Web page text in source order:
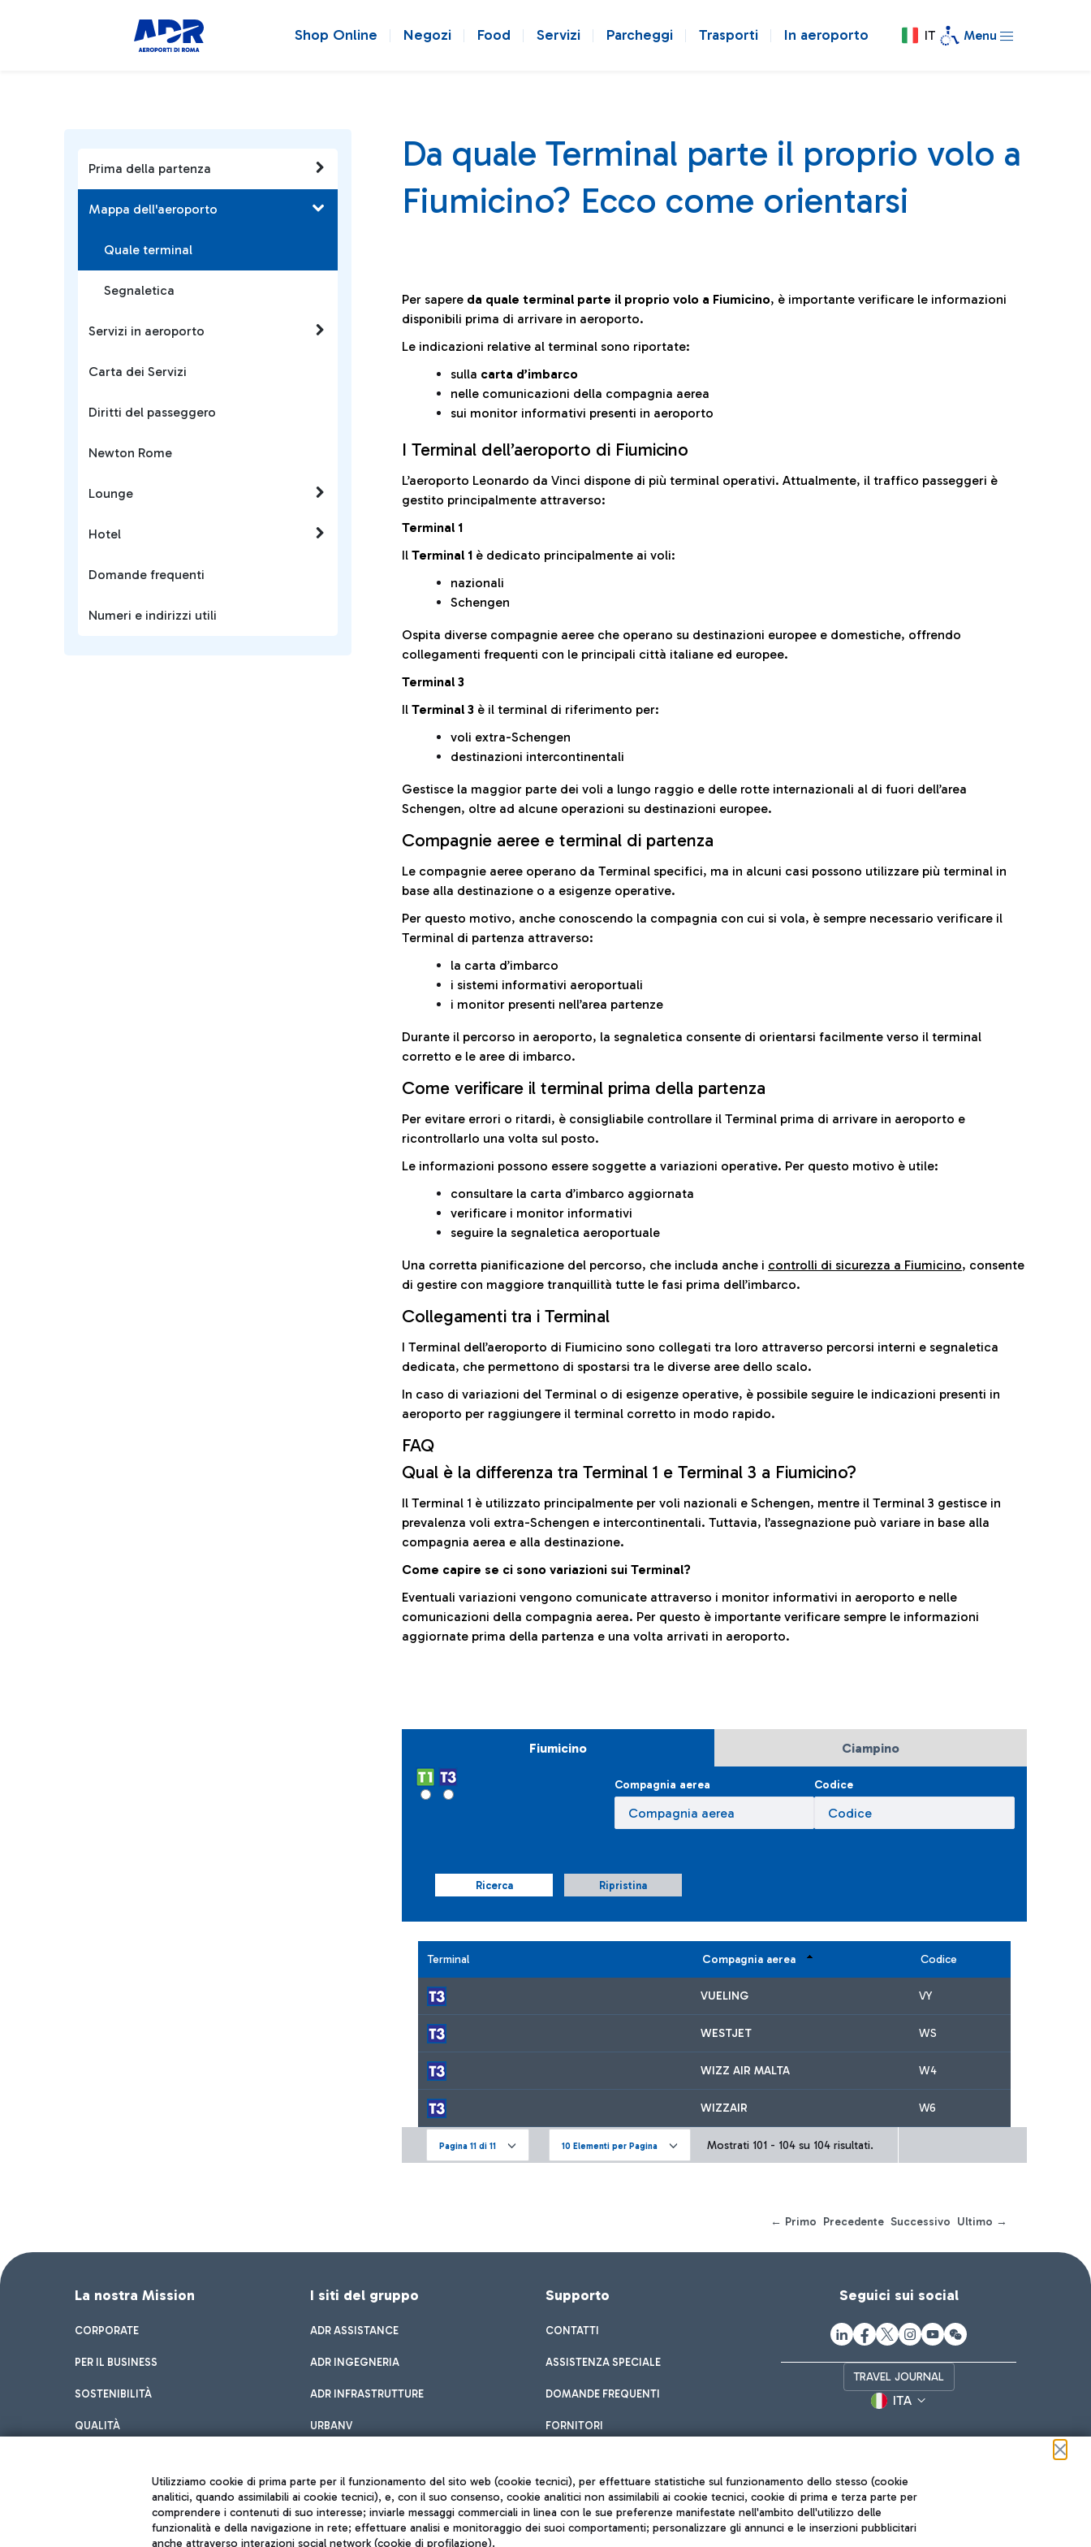
Shop Online Negozi Food Servizi Parcheggi Trasporti In aeroporto IT Menu
Prima della partenza
Mappa dell'aeroporto
Quale terminal
Segnaletica
Servizi in aeroporto
Carta dei Servizi
Diritti del passeggero
Newton Rome
Lounge
Hotel
Domande frequenti
Numeri e indirizzi utili
Da quale Terminal parte il proprio volo a
Fiumicino? Ecco come orientarsi
Per sapere da quale terminal parte il proprio volo a Fiumicino, è importante verificare le informazioni
disponibili prima di arrivare in aeroporto.
Le indicazioni relative al terminal sono riportate:
sulla carta d’imbarco
nelle comunicazioni della compagnia aerea
sui monitor informativi presenti in aeroporto
I Terminal dell’aeroporto di Fiumicino
L’aeroporto Leonardo da Vinci dispone di più terminal operativi. Attualmente, il traffico passeggeri è
gestito principalmente attraverso:
Terminal 1
Il Terminal 1 è dedicato principalmente ai voli:
nazionali
Schengen
Ospita diverse compagnie aeree che operano su destinazioni europee e domestiche, offrendo
collegamenti frequenti con le principali città italiane ed europee.
Terminal 3
Il Terminal 3 è il terminal di riferimento per:
voli extra-Schengen
destinazioni intercontinentali
Gestisce la maggior parte dei voli a lungo raggio e delle rotte internazionali al di fuori dell’area
Schengen, oltre ad alcune operazioni su destinazioni europee.
Compagnie aeree e terminal di partenza
Le compagnie aeree operano da Terminal specifici, ma in alcuni casi possono utilizzare più terminal in
base alla destinazione o a esigenze operative.
Per questo motivo, anche conoscendo la compagnia con cui si vola, è sempre necessario verificare il
Terminal di partenza attraverso:
la carta d’imbarco
i sistemi informativi aeroportuali
i monitor presenti nell’area partenze
Durante il percorso in aeroporto, la segnaletica consente di orientarsi facilmente verso il terminal
corretto e le aree di imbarco.
Come verificare il terminal prima della partenza
Per evitare errori o ritardi, è consigliabile controllare il Terminal prima di arrivare in aeroporto e
ricontrollarlo una volta sul posto.
Le informazioni possono essere soggette a variazioni operative. Per questo motivo è utile:
consultare la carta d’imbarco aggiornata
verificare i monitor informativi
seguire la segnaletica aeroportuale
Una corretta pianificazione del percorso, che includa anche i controlli di sicurezza a Fiumicino, consente
di gestire con maggiore tranquillità tutte le fasi prima dell’imbarco.
Collegamenti tra i Terminal
I Terminal dell’aeroporto di Fiumicino sono collegati tra loro attraverso percorsi interni e segnaletica
dedicata, che permettono di spostarsi tra le diverse aree dello scalo.
In caso di variazioni del Terminal o di esigenze operative, è possibile seguire le indicazioni presenti in
aeroporto per raggiungere il terminal corretto in modo rapido.
FAQ
Qual è la differenza tra Terminal 1 e Terminal 3 a Fiumicino?
Il Terminal 1 è utilizzato principalmente per voli nazionali e Schengen, mentre il Terminal 3 gestisce in
prevalenza voli extra-Schengen e intercontinentali. Tuttavia, l’assegnazione può variare in base alla
compagnia aerea e alla destinazione.
Come capire se ci sono variazioni sui Terminal?
Eventuali variazioni vengono comunicate attraverso i monitor informativi in aeroporto e nelle
comunicazioni della compagnia aerea. Per questo è importante verificare sempre le informazioni
aggiornate prima della partenza e una volta arrivati in aeroporto.
Fiumicino Ciampino
Compagnia aerea Codice
Ricerca Ripristina
Terminal Compagnia aerea Codice
VUELING VY
WESTJET WS
WIZZ AIR MALTA W4
WIZZAIR W6
Pagina 11 di 11 10 Elementi per Pagina Mostrati 101 - 104 su 104 risultati.
← Primo Precedente Successivo Ultimo →
La nostra Mission
CORPORATE
PER IL BUSINESS
SOSTENIBILITÀ
QUALITÀ
I siti del gruppo
ADR ASSISTANCE
ADR INGEGNERIA
ADR INFRASTRUTTURE
URBANV
Supporto
CONTATTI
ASSISTENZA SPECIALE
DOMANDE FREQUENTI
FORNITORI
Seguici sui social
TRAVEL JOURNAL
ITA
Utilizziamo cookie di prima parte per il funzionamento del sito web (cookie tecnici), per effettuare statistiche sul funzionamento dello stesso (cookie
analitici, quando assimilabili ai cookie tecnici), e, con il suo consenso, cookie analitici non assimilabili ai cookie tecnici, cookie di prima e terza parte per
comprendere i contenuti di suo interesse; inviarle messaggi commerciali in linea con le sue preferenze manifestate nell'ambito dell'utilizzo delle
funzionalità e della navigazione in rete; effettuare analisi e monitoraggio dei suoi comportamenti; personalizzare gli annunci e le inserzioni pubblicitari
anche attraverso interazioni social network (cookie di profilazione).